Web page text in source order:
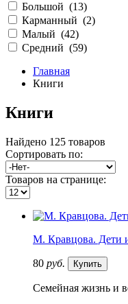
Большой (13)
Карманный (2)
Малый (42)
Средний (59)
Главная
Книги
Книги
Найдено 125 товаров
Сортировать по:
Товаров на странице:
М. Кравцова. Дети
80 руб. Купить
Семейная жизнь и